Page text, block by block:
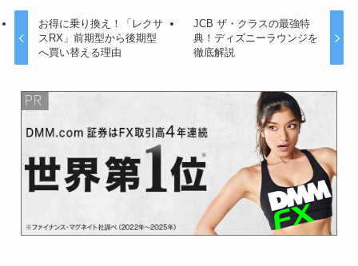
お得に乗り換え！「レクサ
スRX」前期型から後期型
へ買い替える理由
JCB ザ・クラスの最強特
典！ディズニーラウンジを
徹底解説